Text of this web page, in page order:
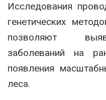
Исследования
генетических
позволяют
заболеваний на
появления
леса.